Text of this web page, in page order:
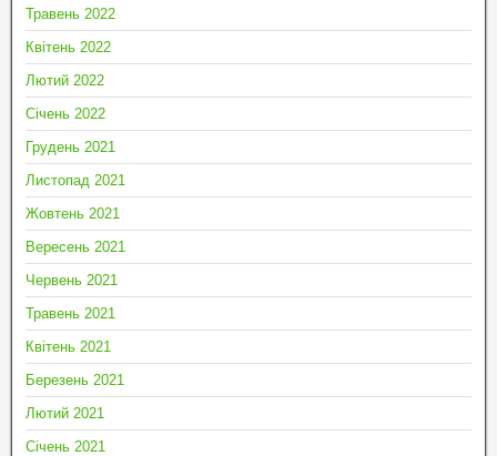
Травень 2022
Квітень 2022
Лютий 2022
Січень 2022
Грудень 2021
Листопад 2021
Жовтень 2021
Вересень 2021
Червень 2021
Травень 2021
Квітень 2021
Березень 2021
Лютий 2021
Січень 2021